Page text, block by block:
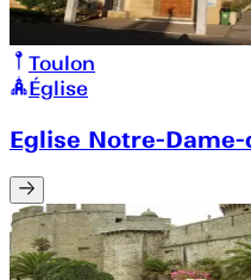
Toulon
Église
Eglise Notre-